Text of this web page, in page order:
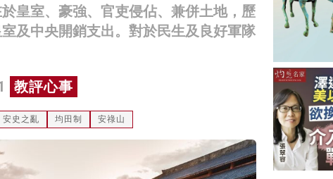
皇室、豪強、官吏侵佔、兼併土地，歷
及中央開銷支出。對於民生及良好軍隊
教評心事
安史之亂 均田制 安祿山